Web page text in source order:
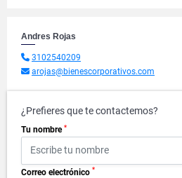
Andres Rojas
3102540209
arojas@bienescorporativos.com
¿Prefieres que te contactemos?
Tu nombre *
Correo electrónico *